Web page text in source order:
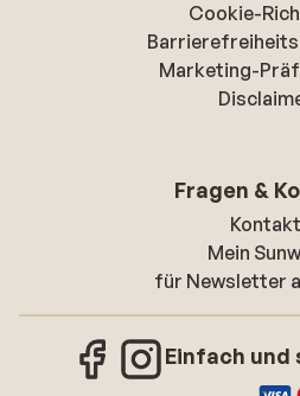
Cookie-
Marketing-
Fragen &
Kontakt
Mein
für Newsletter
Einfach und